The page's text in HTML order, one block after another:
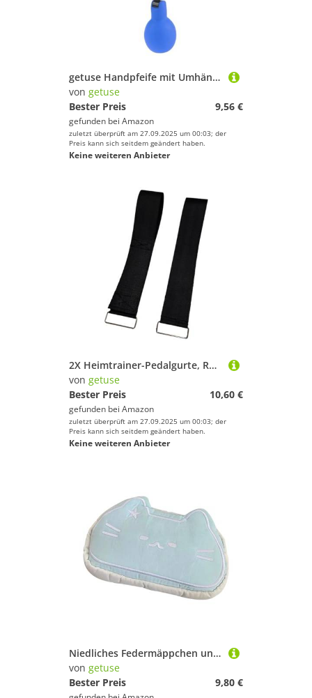
getuse Handpfeife mit Umhängeband, tragbar, laut, Sportpfeife für Trainer, Schiedsrichter, Basketball, Fußball, Camping, Wandern, Notfallsignal, Blau
von getuse
Bester Preis
9,56 €
gefunden bei Amazon
zuletzt überprüft am 27.09.2025 um 00:03; der
Preis kann sich seitdem geändert haben.
Keine weiteren Anbieter
2X Heimtrainer-Pedalgurte, Rudergerät-Pedalgurte, langlebig, verstellbares Beintraining, 48 cm Länge, für Crosstrainer und Fitnessgeräte- 2*Schwarz/60cm
von getuse
Bester Preis
10,60 €
gefunden bei Amazon
zuletzt überprüft am 27.09.2025 um 00:03; der
Preis kann sich seitdem geändert haben.
Keine weiteren Anbieter
Niedliches Federmäppchen und Kosmetiktasche mit Cartoon-Katze, für Damen und Mädchen, tragbarer Schreibwaren-Organizer, 20 x 10 x 4,5 cm, Schule, Büro, Reisezubehör, Geschenk, hellblau, M, 32 x 32 cm
von getuse
Bester Preis
9,80 €